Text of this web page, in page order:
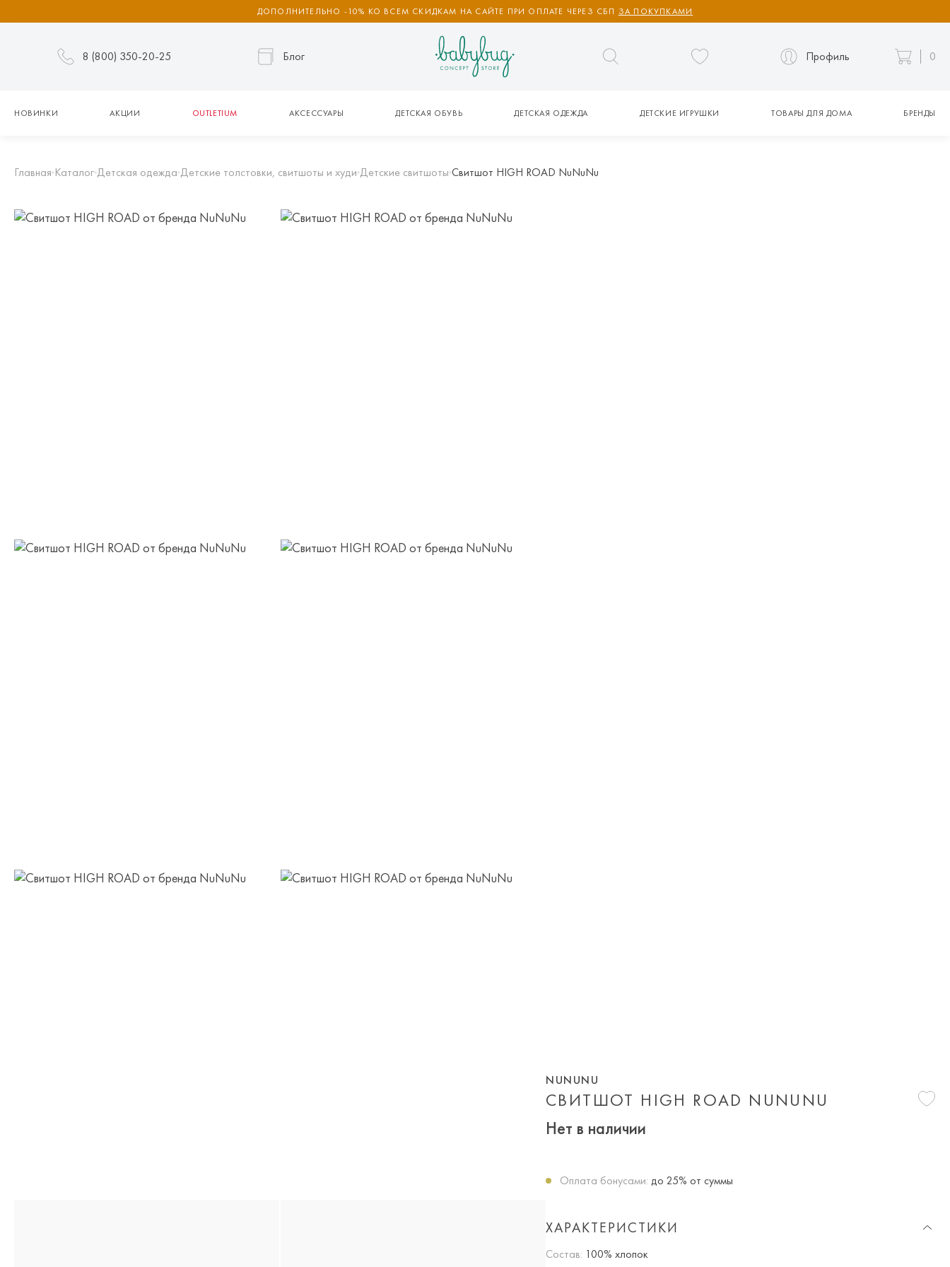
ДОПОЛНИТЕЛЬНО -10% КО ВСЕМ СКИДКАМ НА САЙТЕ ПРИ ОПЛАТЕ ЧЕРЕЗ СБП ЗА ПОКУПКАМИ
8 (800) 350-20-25 Блог Профиль 0
НОВИНКИ АКЦИИ OUTLETIUM АКСЕССУАРЫ ДЕТСКАЯ ОБУВЬ ДЕТСКАЯ ОДЕЖДА ДЕТСКИЕ ИГРУШКИ ТОВАРЫ ДЛЯ ДОМА БРЕНДЫ
Главная Каталог Детская одежда Детские толстовки, свитшоты и худи Детские свитшоты Свитшот HIGH ROAD NuNuNu
СВИТШОТ HIGH ROAD NUNUNU
NUNUNU
Нет в наличии
Оплата бонусами: до 25% от суммы
ХАРАКТЕРИСТИКИ
Состав: 100% хлопок